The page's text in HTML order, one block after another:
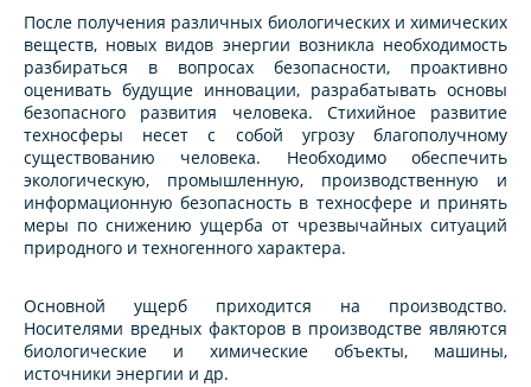
После получения различных биологических и химических
веществ, новых видов энергии возникла необходимость
разбираться в вопросах безопасности, проактивно
оценивать будущие инновации, разрабатывать основы
безопасного развития человека. Стихийное развитие
техносферы несет с собой угрозу благополучному
существованию человека. Необходимо обеспечить
экологическую, промышленную, производственную и
информационную безопасность в техносфере и принять
меры по снижению ущерба от чрезвычайных ситуаций
природного и техногенного характера.
Основной ущерб приходится на производство.
Носителями вредных факторов в производстве являются
биологические и химические объекты, машины,
источники энергии и др.